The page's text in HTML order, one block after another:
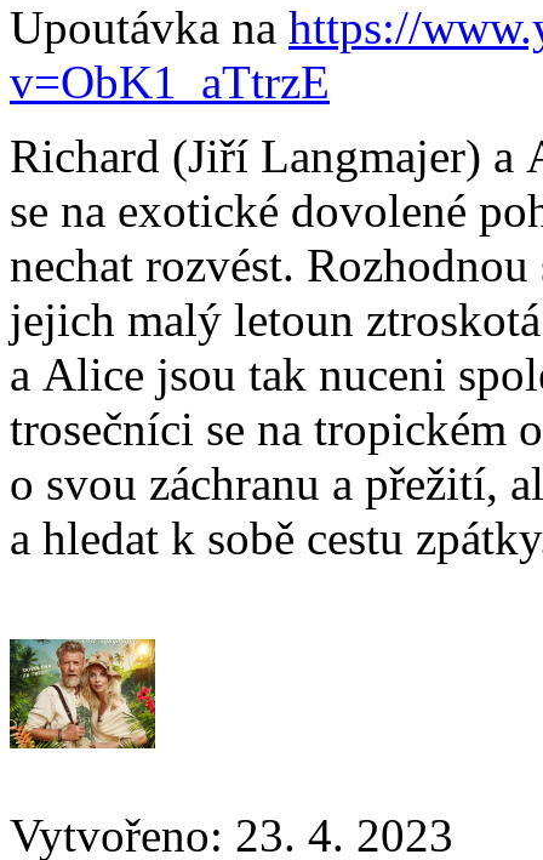
Upoutávka na https://
v=ObK1_aTtrzE
Richard (Jiří Langmajer) a
se na exotické dovolené
nechat rozvést.
jejich malý letoun
a Alice jsou tak nuceni
trosečníci se na tropickém
o svou záchranu a přežití,
a hledat k sobě cestu
Vytvořeno: 23. 4. 2023